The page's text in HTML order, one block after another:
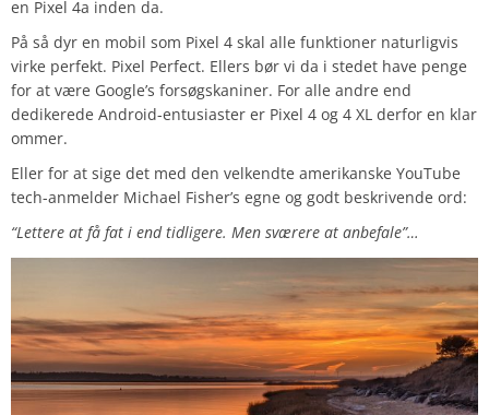
en Pixel 4a inden da.
På så dyr en mobil som Pixel 4 skal alle funktioner naturligvis
virke perfekt. Pixel Perfect. Ellers bør vi da i stedet have penge
for at være Google’s forsøgskaniner. For alle andre end
dedikerede Android-entusiaster er Pixel 4 og 4 XL derfor en klar
ommer.
Eller for at sige det med den velkendte amerikanske YouTube
tech-anmelder Michael Fisher’s egne og godt beskrivende ord:
“Lettere at få fat i end tidligere. Men sværere at anbefale”…